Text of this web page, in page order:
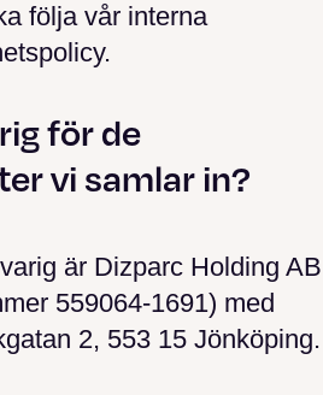
följa vår interna
för de
vi samlar in?
är Dizparc Holding AB
559064-1691) med
2, 553 15 Jönköping.